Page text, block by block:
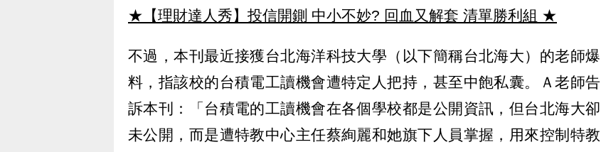
★【理財達人秀】投信開鍘 中小不妙? 回血又解套 清單勝利組 ★
不過，本刊最近接獲台北海洋科技大學（以下簡稱台北海大）的老師爆
料，指該校的台積電工讀機會遭特定人把持，甚至中飽私囊。Ａ老師告
訴本刊：「台積電的工讀機會在各個學校都是公開資訊，但台北海大卻
未公開，而是遭特教中心主任蔡絢麗和她旗下人員掌握，用來控制特教